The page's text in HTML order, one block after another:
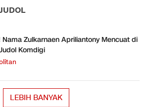
Nama Zulkarnaen Apriliantony Mencuat di
Komdigi
LEBIH BANYAK